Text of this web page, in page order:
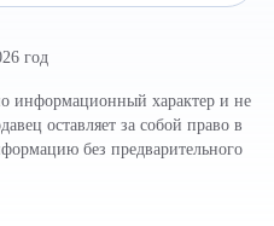
год
информационный характер и не
оставляет за собой право в
без предварительного